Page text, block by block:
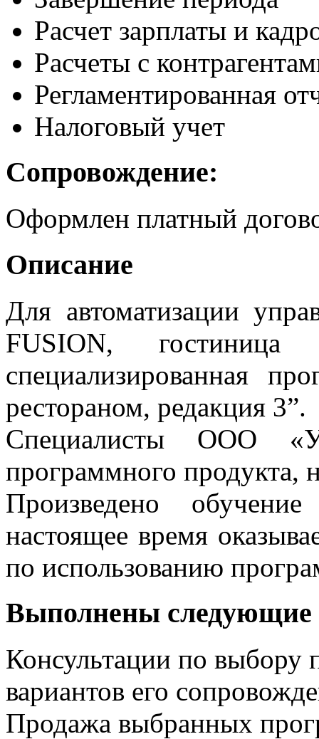
Расчет зарплаты и
Расчеты с
Регламентированная
Налоговый учет
Сопровождение:
Оформлен платный
Описание
Для автоматизации
FUSION,
специализированная
рестораном, редакция 3”.
Специалисты ООО
программного продукта,
Произведено
настоящее время
по использованию
Выполнены следующие
Консультации по выбору
вариантов его
Продажа выбранных